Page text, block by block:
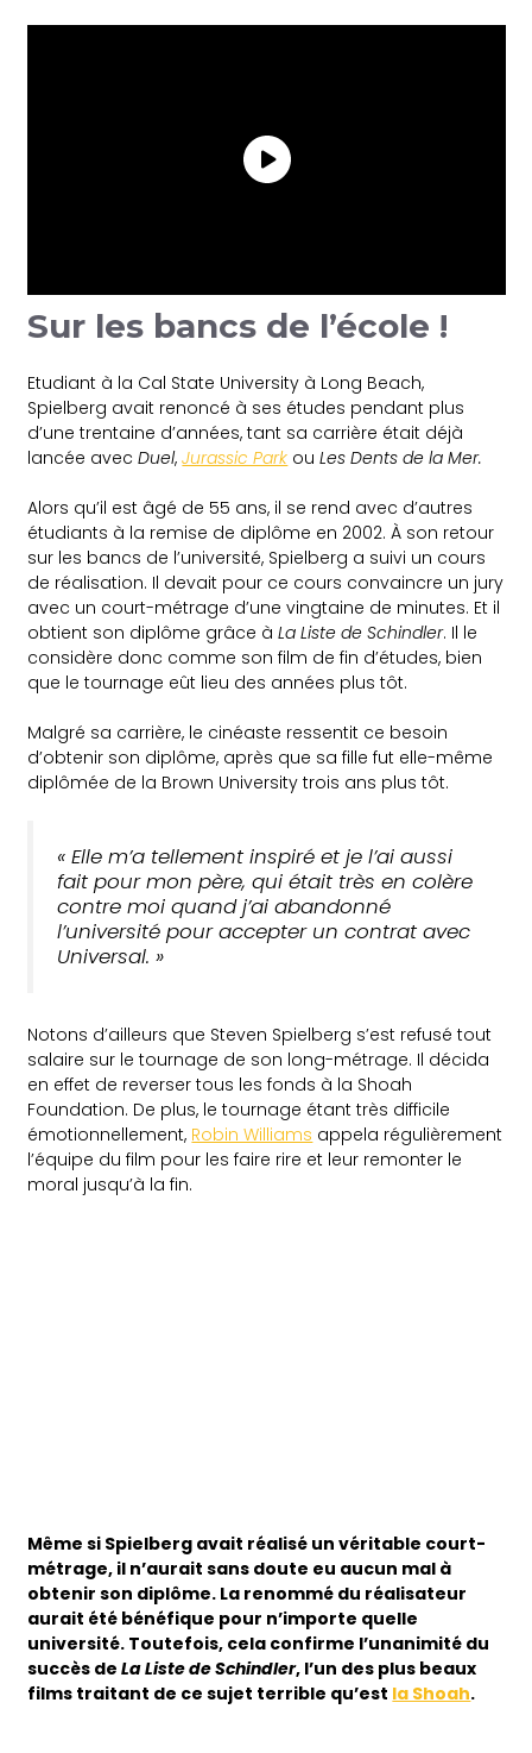
Sur les bancs de l’école !
Etudiant à la Cal State University à Long Beach,
Spielberg avait renoncé à ses études pendant plus
d’une trentaine d’années, tant sa carrière était déjà
lancée avecDuel,Jurassic Park ouLes Dents de la Mer.
Alors qu’il est âgé de 55 ans, il se rend avec d’autres
étudiants à la remise de diplôme en 2002. À son retour
sur les bancs de l’université, Spielberg a suivi un cours
de réalisation. Il devait pour ce cours convaincre un jury
avec un court-métrage d’une vingtaine de minutes. Et il
obtient son diplôme grâce à La Liste de Schindler. Il le
considère donc comme son film de fin d’études, bien
que le tournage eût lieu des années plus tôt.
Malgré sa carrière, le cinéaste ressentit ce besoin
d’obtenir son diplôme, après que sa fille fut elle-même
diplômée de la Brown University trois ans plus tôt.
« Elle m’a tellement inspiré et je l’ai aussi
fait pour mon père, qui était très en colère
contre moi quand j’ai abandonné
l’université pour accepter un contrat avec
Universal. »
Notons d’ailleurs que Steven Spielberg s’est refusé tout
salaire sur le tournage de son long-métrage. Il décida
en effet de reverser tous les fonds à la Shoah
Foundation. De plus, le tournage étant très difficile
émotionnellement, Robin Williams appela régulièrement
l’équipe du film pour les faire rire et leur remonter le
moral jusqu’à la fin.
Même si Spielberg avait réalisé un véritable court-
métrage, il n’aurait sans doute eu aucun mal à
obtenir son diplôme. La renommé du réalisateur
aurait été bénéfique pour n’importe quelle
université. Toutefois, cela confirme l’unanimité du
succès deLa Liste de Schindler, l’un des plus beaux
films traitant de ce sujet terrible qu’est la Shoah.